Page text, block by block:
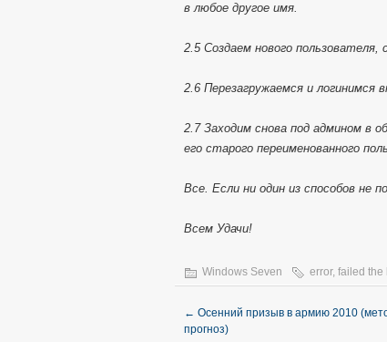
в любое другое имя.
2.5 Создаем нового
2.6 Перезагружаемся и логинимся
2.7 Заходим снова под админом в
его старого переименованного
Все. Если ни один из способов не
Всем Удачи!
Windows Seven error, failed the
← Осенний призыв в армию 2010
прогноз)